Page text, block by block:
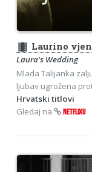
theaters Laurino
Laura's Wedding
Mlada Talijanka
ljubav ugrožena
Hrvatski titlovi
Gledaj na
NETFLIXU